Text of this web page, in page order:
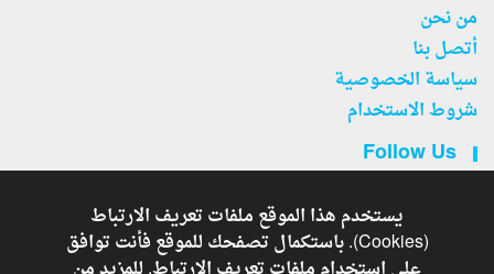
من نحن
أتصل بنا
سياسة الخصوصية
شروط الاستخدام
Follow Us
يستخدم هذا الموقع ملفات تعريف الارتباط
(Cookies). باستكمال تصفحك للموقع فأنت توافق